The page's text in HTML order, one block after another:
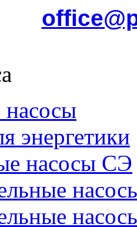
энергетики
насосы СЭ